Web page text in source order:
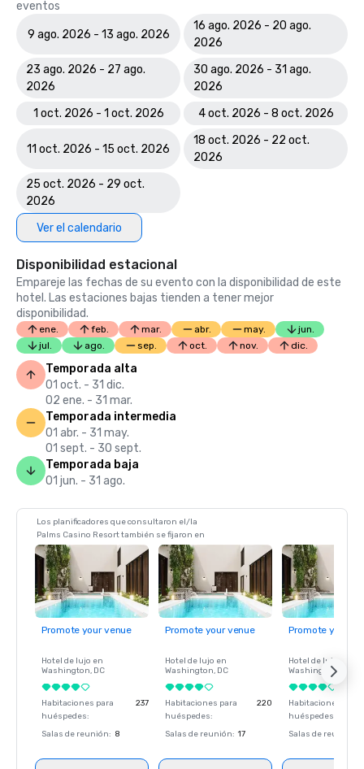
eventos
9 ago. 2026 - 13 ago. 2026
16 ago. 2026 - 20 ago.
2026
23 ago. 2026 - 27 ago.
2026
30 ago. 2026 - 31 ago.
2026
1 oct. 2026 - 1 oct. 2026
4 oct. 2026 - 8 oct. 2026
11 oct. 2026 - 15 oct. 2026
18 oct. 2026 - 22 oct.
2026
25 oct. 2026 - 29 oct.
2026
Ver el calendario
Disponibilidad estacional
Empareje las fechas de su evento con la disponibilidad de este
hotel. Las estaciones bajas tienden a tener mejor
disponibilidad.
ene. feb. mar. abr. may.
jun.
jul.
ago. sep. oct. nov. dic.
Temporada alta
01 oct. - 31 dic.
02 ene. - 31 mar.
Temporada intermedia
01 abr. - 31 may.
01 sept. - 30 sept.
Temporada baja
01 jun. - 31 ago.
Los planificadores que consultaron el/la
Palms Casino Resort también se fijaron en
Promote your venue
Hotel de lujo en
Washington, DC
Habitaciones para
huéspedes:
237
Salas de reunión: 8
Promote your venue
Hotel de lujo en
Washington, DC
Habitaciones para
huéspedes:
220
Salas de reunión: 17
Promote your
Hotel de lujo en
Washington
Habitaciones para
huéspedes
Salas de reunión